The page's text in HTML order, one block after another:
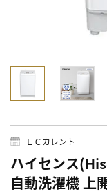
ＥＣカレント
ハイセンス
自動洗濯機 上